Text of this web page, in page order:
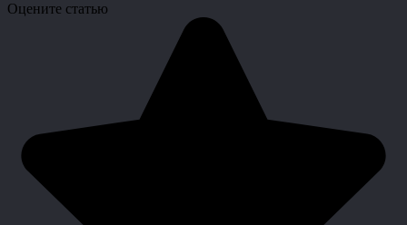
Оцените статью